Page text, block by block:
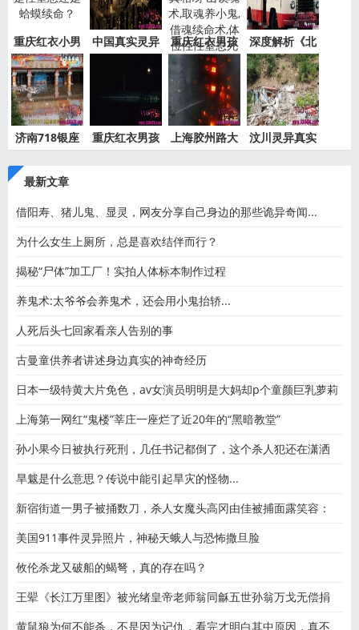
重庆红衣小男
孩事件
中国真实灵异
重庆红衣男孩
事件最
深度解析《北
京公交
济南718银座
重庆红衣男孩
上海胶州路大
汶川灵异真实
最新文章
借阳寿、猪儿鬼、显灵，网友分享自己身边的那些诡异奇闻...
为什么女生上厕所，总是喜欢结伴而行？
揭秘“尸体”加工厂！实拍人体标本制作过程
养鬼术:太爷爷会养鬼术，还会用小鬼抬轿...
人死后头七回家看亲人告别的事
古曼童供养者讲述身边真实的神奇经历
日本一级特黄大片免色，av女演员明明是大妈却p个童颜巨乳萝莉
上海第一网红“鬼楼”莘庄一座烂了近20年的“黑暗教堂”
孙小果今日被执行死刑，几任书记都倒了，这个杀人犯还在潇洒
旱魃是什么意思？传说中能引起旱灾的怪物...
新宿街道一男子被捅数刀，杀人女魔头高冈由佳被捕面露笑容：
美国911事件灵异照片，神秘天蛾人与恐怖撒旦脸
攸伦杀龙又破船的蝎弩，真的存在吗？
王翚《长江万里图》被光绪皇帝老师翁同龢五世孙翁万戈无偿捐
黄鼠狼为何不能杀，不是因为记仇，看完才明白其中原因，真不